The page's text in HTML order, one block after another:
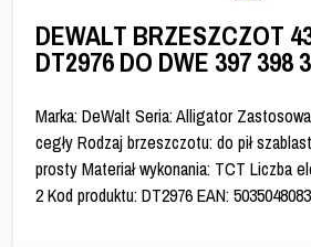
DEWALT BRZESZCZOT
DT2976 DO DWE 397 398
Marka: DeWalt Seria: Alligator
cegły Rodzaj brzeszczotu: do pił
prosty Materiał wykonania: TCT Liczba
2 Kod produktu: DT2976 EAN: